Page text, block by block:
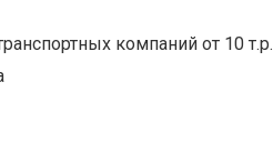
компаний от 10 т.р.